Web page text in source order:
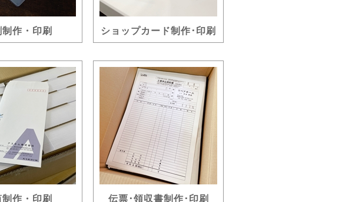
作・印刷 ショップカード制作･印刷
作・印刷 伝票･領収書制作･印刷